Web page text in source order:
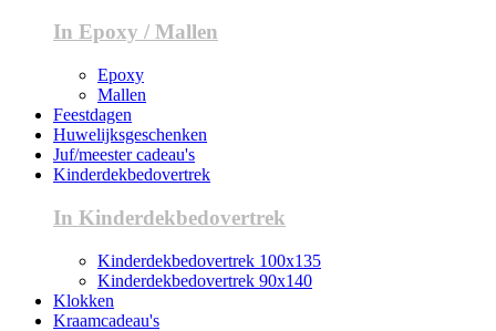
In Epoxy / Mallen
Epoxy
Mallen
Feestdagen
Huwelijksgeschenken
Juf/meester cadeau's
Kinderdekbedovertrek
In Kinderdekbedovertrek
Kinderdekbedovertrek 100x135
Kinderdekbedovertrek 90x140
Klokken
Kraamcadeau's